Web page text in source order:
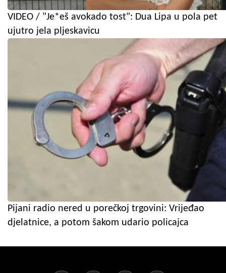
VIDEO / "Je*eš avokado tost": Dua Lipa u pola pet
ujutro jela pljeskavicu
Pijani radio nered u porečkoj trgovini: Vrijeđao
djelatnice, a potom šakom udario policajca